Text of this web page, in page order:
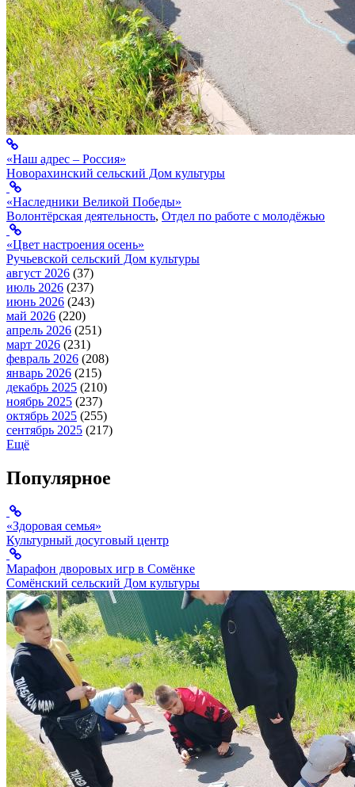
«Наш адрес – Россия»
Новорахинский сельский Дом культуры
«Наследники Великой Победы»
Волонтёрская деятельность, Отдел по работе с молодёжью
«Цвет настроения осень»
Ручьевской сельский Дом культуры
август 2026 (37)
июль 2026 (237)
июнь 2026 (243)
май 2026 (220)
апрель 2026 (251)
март 2026 (231)
февраль 2026 (208)
январь 2026 (215)
декабрь 2025 (210)
ноябрь 2025 (237)
октябрь 2025 (255)
сентябрь 2025 (217)
Ещё
Популярное
«Здоровая семья»
Культурный досуговый центр
Марафон дворовых игр в Сомёнке
Сомёнский сельский Дом культуры